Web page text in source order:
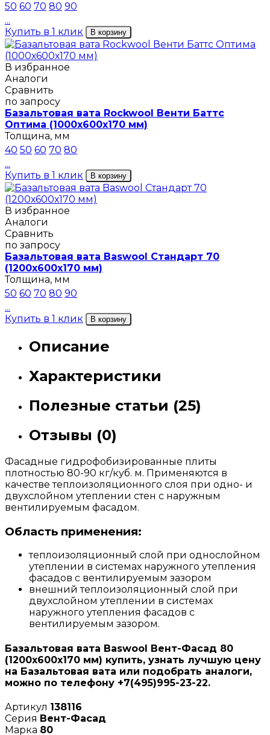
50 60 70 80 90
...
Купить в 1 клик
В корзину
В избранное
Аналоги
Сравнить
по запросу
Базальтовая вата Rockwool Венти Баттс
Оптима (1000х600х170 мм)
Толщина, мм
40 50 60 70 80
...
Купить в 1 клик
В корзину
В избранное
Аналоги
Сравнить
по запросу
Базальтовая вата Baswool Стандарт 70
(1200х600х170 мм)
Толщина, мм
50 60 70 80 90
...
Купить в 1 клик
В корзину
Описание
Характеристики
Полезные статьи (25)
Отзывы (0)
Фасадные гидрофобизированные плиты
плотностью 80-90 кг/куб. м. Применяются в
качестве теплоизоляционного слоя при одно- и
двухслойном утеплении стен с наружным
вентилируемым фасадом.
Область применения:
теплоизоляционный слой при однослойном
утеплении в системах наружного утепления
фасадов с вентилируемым зазором
внешний теплоизоляционный слой при
двухслойном утеплении в системах
наружного утепления фасадов с
вентилируемым зазором.
Базальтовая вата Baswool Вент-Фасад 80
(1200х600х170 мм) купить, узнать лучшую цену
на Базальтовая вата или подобрать аналоги,
можно по телефону +7(495)995-23-22.
Артикул 138116
Серия Вент-Фасад
Марка 80